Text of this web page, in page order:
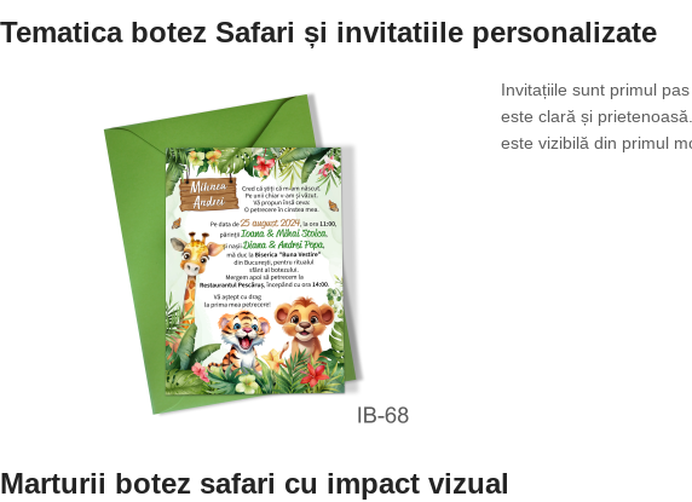
Tematica botez Safari și invitatiile personalizate
Invitațiile sunt primul
este clară și
este vizibilă din primul
Marturii botez safari cu impact vizual